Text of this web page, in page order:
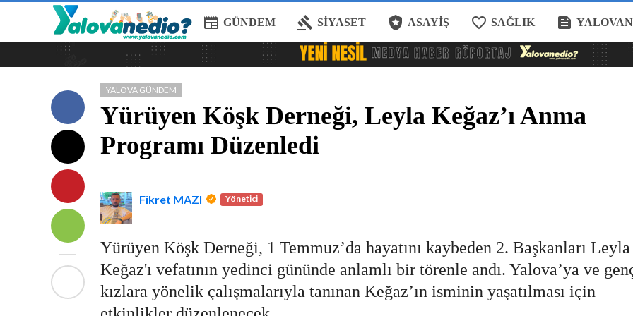
newspaper GÜNDEM gavel SIYASET local_police ASAYIŞ favorite_border SAĞLIK feed
YALOVA GÜNDEM
Yürüyen Köşk Derneği, Leyla Keğaz’ı Anma
Programı Düzenledi
Fikret MAZI Yönetici
Yürüyen Köşk Derneği, 1 Temmuz’da hayatını kaybeden 2. Başkanları Leyla
Keğaz'ı vefatının yedinci gününde anlamlı bir törenle andı. Yalova’ya ve
kızlara yönelik çalışmalarıyla tanınan Keğaz’ın isminin yaşatılması için